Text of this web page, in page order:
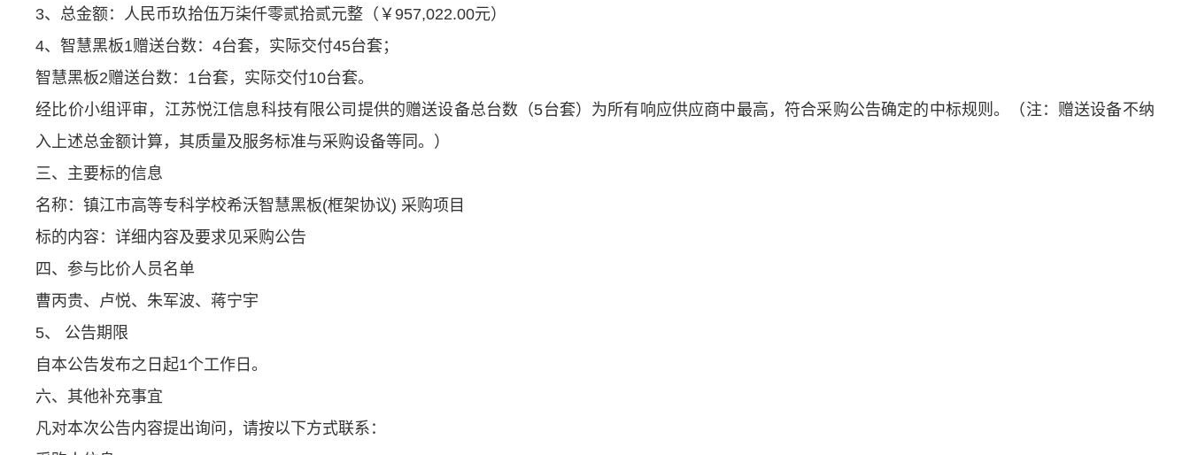
3、总金额：人民币玖拾伍万柒仟零贰拾贰元整（￥957,022.00元）
4、智慧黑板1赠送台数：4台套，实际交付45台套；
智慧黑板2赠送台数：1台套，实际交付10台套。
经比价小组评审，江苏悦江信息科技有限公司提供的赠送设备总台数（5台套）为所有响应供应商中最高，符合采购公告确定的中标规则。（注：赠送设备不纳
入上述总金额计算，其质量及服务标准与采购设备等同。）
三、主要标的信息
名称：镇江市高等专科学校希沃智慧黑板(框架协议) 采购项目
标的内容：详细内容及要求见采购公告
四、参与比价人员名单
曹丙贵、卢悦、朱军波、蒋宁宇
5、 公告期限
自本公告发布之日起1个工作日。
六、其他补充事宜
凡对本次公告内容提出询问，请按以下方式联系：